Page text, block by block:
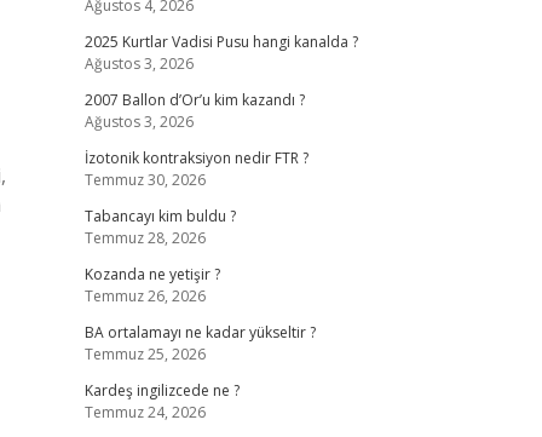
Ağustos 4, 2026
2025 Kurtlar Vadisi Pusu hangi kanalda ?
Ağustos 3, 2026
2007 Ballon d’Or’u kim kazandı ?
Ağustos 3, 2026
İzotonik kontraksiyon nedir FTR ?
Temmuz 30, 2026
Tabancayı kim buldu ?
Temmuz 28, 2026
Kozanda ne yetişir ?
Temmuz 26, 2026
BA ortalamayı ne kadar yükseltir ?
Temmuz 25, 2026
Kardeş ingilizcede ne ?
Temmuz 24, 2026